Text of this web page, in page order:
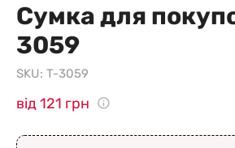
Сумка для
3059
SKU: T-3059
від 121 грн